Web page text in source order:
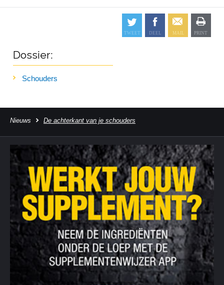
Dossier:
Schouders
Nieuws De achterkant van je schouders